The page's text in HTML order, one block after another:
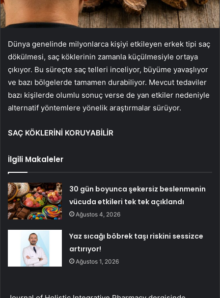
Dünya genelinde milyonlarca kişiyi etkileyen erkek tipi saç
dökülmesi, saç köklerinin zamanla küçülmesiyle ortaya
çıkıyor. Bu süreçte saç telleri inceliyor, büyüme yavaşlıyor
ve bazı bölgelerde tamamen durabiliyor. Mevcut tedaviler
bazı kişilerde olumlu sonuç verse de yan etkiler nedeniyle
alternatif yöntemlere yönelik araştırmalar sürüyor.
SAÇ KÖKLERİNİ KORUYABİLİR
İlgili Makaleler
30 gün boyunca şekersiz beslenmenin
vücuda etkileri tek tek açıklandı
Ağustos 4, 2026
Yaz sıcağı böbrek taşı riskini sessizce
artırıyor!
Ağustos 1, 2026